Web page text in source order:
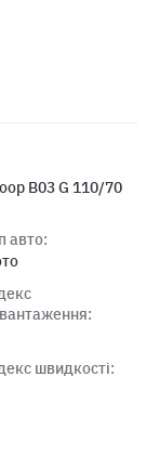
B03 G 110/70
авто:
швидкості: